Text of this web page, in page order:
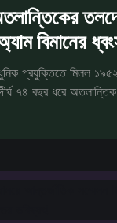
বিমানের
প্রযুক্তিতে মিলল ১৯৫২
৭৪ বছর ধরে অতলান্তিক